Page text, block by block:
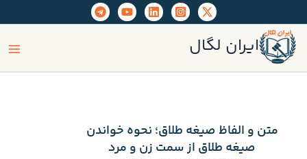
به
محتوا
ایران لگال
متن و الفاظ صیغه طلاق؛ نحوه خواندن
صیغه طلاق از سمت زن و مرد